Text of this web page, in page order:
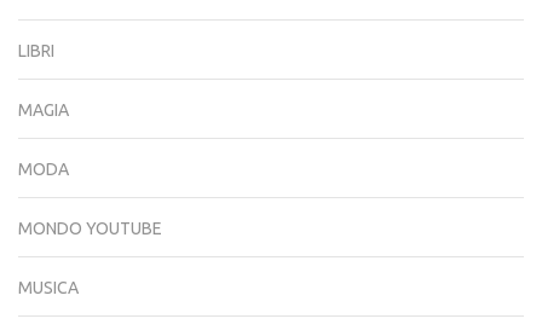
LIBRI
MAGIA
MODA
MONDO YOUTUBE
MUSICA